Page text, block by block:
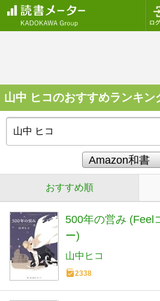
山中 ヒコのおすすめランキン
おすすめ順
500年の営み (Feel
ー)
山中ヒコ
2338